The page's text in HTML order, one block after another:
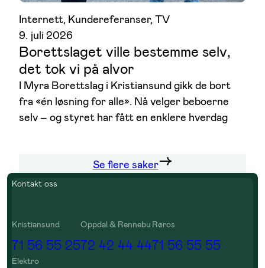
Internett, Kundereferanser, TV
9. juli 2026
Borettslaget ville bestemme selv,
det tok vi på alvor
I Myra Borettslag i Kristiansund gikk de bort
fra «én løsning for alle». Nå velger beboerne
selv – og styret har fått en enklere hverdag
Se flere saker
Kontakt oss
Kristiansund
71 56 55 25
Oppdal & Rennebu
72 42 44 44
Røros
71 56 55 55
Elektro